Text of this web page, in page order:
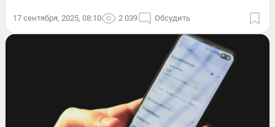
17 сентября, 2025, 08:10 2 039 Обсудить